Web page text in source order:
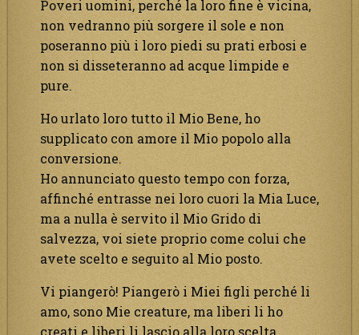
Poveri uomini, perché la loro fine è vicina,
non vedranno più sorgere il sole e non
poseranno più i loro piedi su prati erbosi e
non si disseteranno ad acque limpide e
pure.
Ho urlato loro tutto il Mio Bene, ho
supplicato con amore il Mio popolo alla
conversione.
Ho annunciato questo tempo con forza,
affinché entrasse nei loro cuori la Mia Luce,
ma a nulla è servito il Mio Grido di
salvezza, voi siete proprio come colui che
avete scelto e seguito al Mio posto.
Vi piangerò! Piangerò i Miei figli perché li
amo, sono Mie creature, ma liberi li ho
creati e liberi li lascio alla loro scelta.